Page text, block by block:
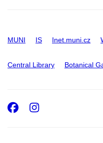
MUNI IS Inet.muni.cz
Central Library Botanical
Facebook